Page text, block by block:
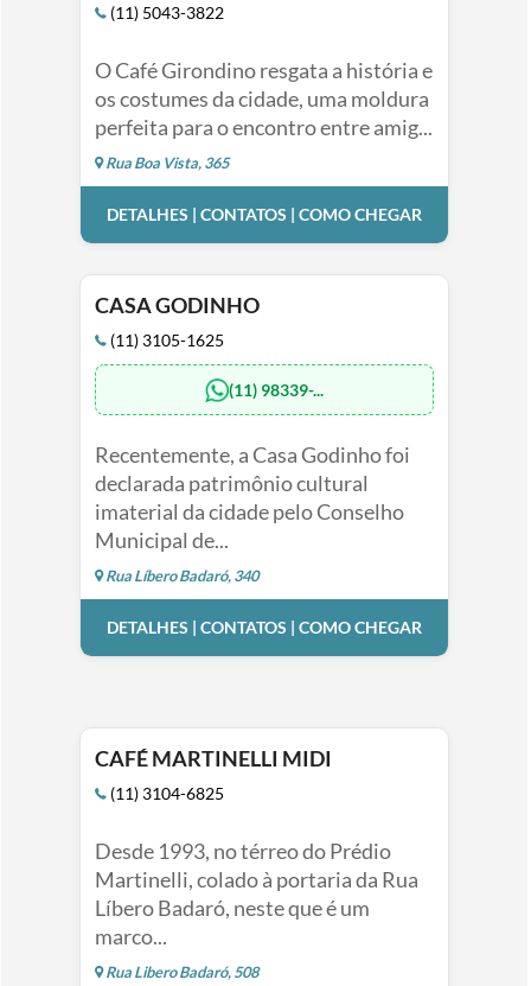
(11) 5043-3822
O Café Girondino resgata a história e
os costumes da cidade, uma moldura
perfeita para o encontro entre amig...
Rua Boa Vista, 365
DETALHES | CONTATOS | COMO CHEGAR
CASA GODINHO
(11) 3105-1625
(11) 98339-...
Recentemente, a Casa Godinho foi
declarada patrimônio cultural
imaterial da cidade pelo Conselho
Municipal de...
Rua Líbero Badaró, 340
DETALHES | CONTATOS | COMO CHEGAR
CAFÉ MARTINELLI MIDI
(11) 3104-6825
Desde 1993, no térreo do Prédio
Martinelli, colado à portaria da Rua
Líbero Badaró, neste que é um
marco...
Rua Libero Badaró, 508